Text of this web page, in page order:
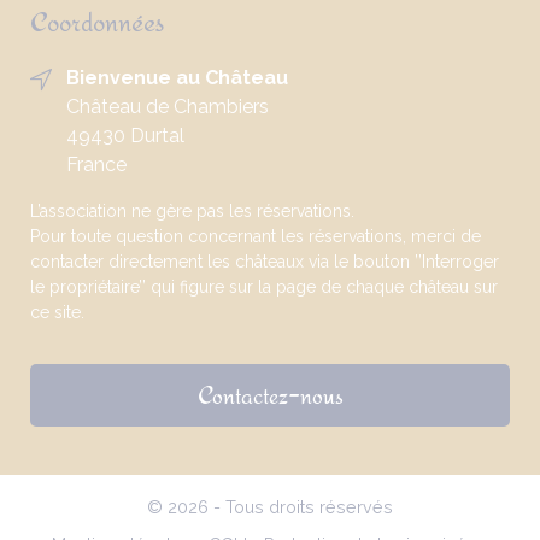
Coordonnées
Bienvenue au Château
Château de Chambiers
49430 Durtal
France
L’association ne gère pas les réservations.
Pour toute question concernant les réservations, merci de
contacter directement les châteaux via le bouton ’’Interroger
le propriétaire’’ qui figure sur la page de chaque château sur
ce site.
Contactez-nous
© 2026 - Tous droits réservés